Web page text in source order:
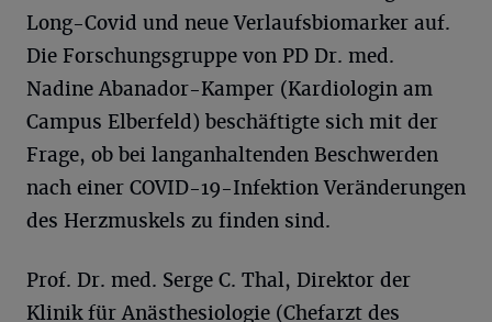
Long-Covid und neue Verlaufsbiomarker auf.
Die Forschungsgruppe von PD Dr. med.
Nadine Abanador-Kamper (Kardiologin am
Campus Elberfeld) beschäftigte sich mit der
Frage, ob bei langanhaltenden Beschwerden
nach einer COVID-19-Infektion Veränderungen
des Herzmuskels zu finden sind.
Prof. Dr. med. Serge C. Thal, Direktor der
Klinik für Anästhesiologie (Chefarzt des